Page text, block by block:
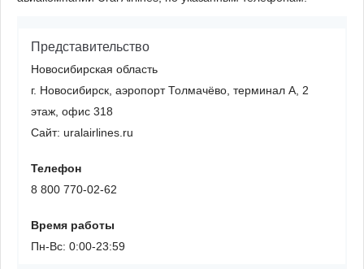
Представительство
Новосибирская область
г. Новосибирск, аэропорт Толмачёво, терминал А, 2
этаж, офис 318
Сайт: uralairlines.ru
Телефон
8 800 770-02-62
Время работы
Пн-Вс: 0:00-23:59